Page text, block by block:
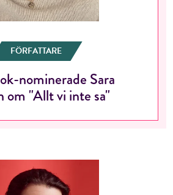
FÖRFATTARE
nominerade Sara
om "Allt vi inte sa"